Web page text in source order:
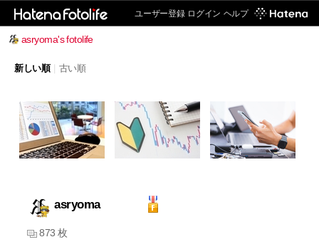
ユーザー登録 ログイン ヘルプ
asryoma's fotolife
新しい順 古い順
asryoma
873 枚